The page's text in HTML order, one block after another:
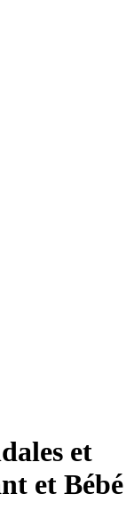
et
et Bébé